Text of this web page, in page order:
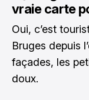
vraie carte
Oui, c’est
Bruges depuis
façades, les
doux.